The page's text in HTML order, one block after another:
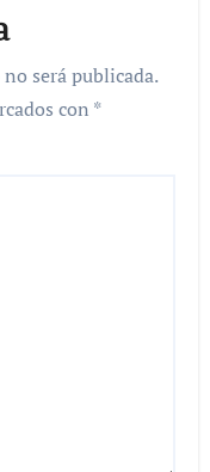
será publicada.
con *